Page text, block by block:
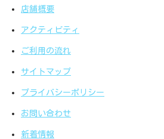
店舗概要
アクティビティ
ご利用の流れ
サイトマップ
プライバシーポリシー
お問い合わせ
新着情報